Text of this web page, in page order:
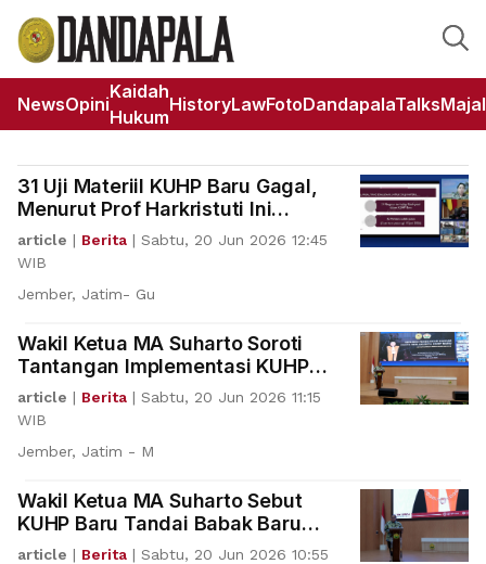
NewsOpini
Kaidah
Hukum
HistoryLawFotoDandapalaTalks
31 Uji Materiil KUHP Baru Gagal,
Menurut Prof Harkristuti Ini
Alasannya
article | Berita | Sabtu, 20 Jun 2026 12:45
WIB
Jember, Jatim- Gu
Wakil Ketua MA Suharto Soroti
Tantangan Implementasi KUHP
Baru di Lapangan
article | Berita | Sabtu, 20 Jun 2026 11:15
WIB
Jember, Jatim - M
Wakil Ketua MA Suharto Sebut
KUHP Baru Tandai Babak Baru
Sistem Hukum Indonesia
article | Berita | Sabtu, 20 Jun 2026 10:55